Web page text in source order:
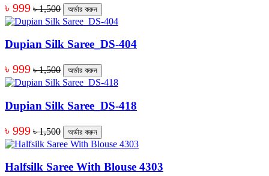
৳ 999 ৳ 1,500 অর্ডার করুন
Dupian Silk Saree_DS-404
৳ 999 ৳ 1,500 অর্ডার করুন
Dupian Silk Saree_DS-418
৳ 999 ৳ 1,500 অর্ডার করুন
Halfsilk Saree With Blouse 4303